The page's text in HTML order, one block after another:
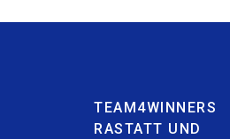
TEAM4WINNERS
RASTATT UND